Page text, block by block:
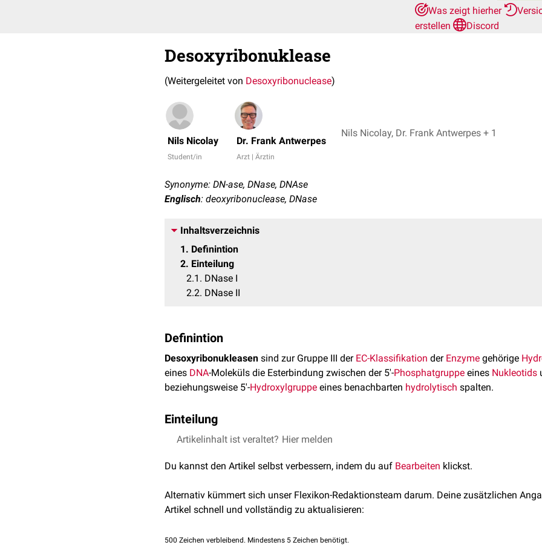
Was zeigt hierher
erstellen
Discord
Desoxyribonuklease
(Weitergeleitet von Desoxyribonuclease)
Nils Nicolay
Student/in
Dr. Frank Antwerpes
Arzt | Ärztin
Nils Nicolay, Dr. Frank Antwerpes + 1
Synonyme: DN-ase, DNase, DNAse
Englisch: deoxyribonuclease, DNase
Inhaltsverzeichnis
1
Definintion
2 Einteilung
2.1
DNase I
2.2 DNase II
Definintion
Desoxyribonukleasen sind zur Gruppe III der EC-Klassifikation der Enzyme gehörige
eines DNA-Moleküls die Esterbindung zwischen der 5'-Phosphatgruppe eines Nukleotids
beziehungsweise 5'-Hydroxylgruppe eines benachbarten hydrolytisch spalten.
Einteilung
Man unterscheidet zwei Klassen von Desoxyribonukleasen:
DNase I
Lokalisation:
Pankreas und Leber Thrombozyten
, intrazellulär
Mitochondrien
Artikelinhalt ist veraltet? Hier melden
Du kannst den Artikel selbst verbessern, indem du auf Bearbeiten klickst.
Alternativ kümmert sich unser Flexikon-Redaktionsteam darum. Deine zusätzlichen
Artikel schnell und vollständig zu aktualisieren:
500 Zeichen verbleibend. Mindestens 5 Zeichen benötigt.